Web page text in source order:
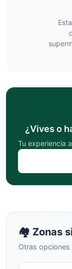
¿Vives o
Tu experiencia
🏘️ Zonas
Otras